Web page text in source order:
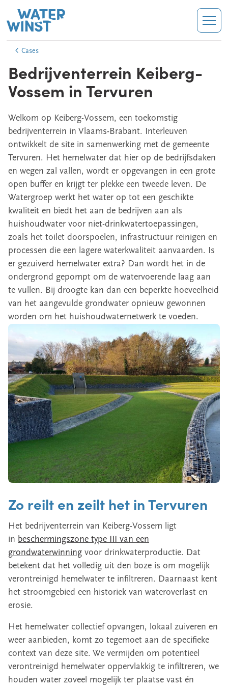
Breadcrumb
Cases
Bedrijventerrein Keiberg-
Vossem in Tervuren
Welkom op Keiberg-Vossem, een toekomstig
bedrijventerrein in Vlaams-Brabant. Interleuven
ontwikkelt de site in samenwerking met de gemeente
Tervuren. Het hemelwater dat hier op de bedrijfsdaken
en wegen zal vallen, wordt er opgevangen in een grote
open buffer en krijgt ter plekke een tweede leven. De
Watergroep werkt het water op tot een geschikte
kwaliteit en biedt het aan de bedrijven aan als
huishoudwater voor niet-drinkwatertoepassingen,
zoals het toilet doorspoelen, infrastructuur reinigen en
processen die een lagere waterkwaliteit aanvaarden. Is
er gezuiverd hemelwater extra? Dan wordt het in de
ondergrond gepompt om de watervoerende laag aan
te vullen. Bij droogte kan dan een beperkte hoeveelheid
van het aangevulde grondwater opnieuw gewonnen
worden om het huishoudwaternetwerk te voeden.
Image
Zo reilt en zeilt het in Tervuren
Het bedrijventerrein van Keiberg-Vossem ligt
in beschermingszone type III van een
grondwaterwinning voor drinkwaterproductie. Dat
betekent dat het volledig uit den boze is om mogelijk
verontreinigd hemelwater te infiltreren. Daarnaast kent
het stroomgebied een historiek van wateroverlast en
erosie.
Het hemelwater collectief opvangen, lokaal zuiveren en
weer aanbieden, komt zo tegemoet aan de specifieke
context van deze site. We vermijden om potentieel
verontreinigd hemelwater oppervlakkig te infiltreren, we
houden water zoveel mogelijk ter plaatse vast én